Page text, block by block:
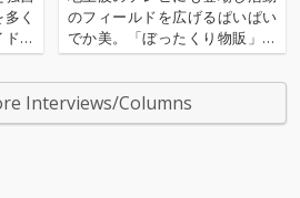
く
ル
結婚
結婚
、32
日沖
のフィールドを広げるぱいぱい
でか美。「ぼったくり物販」で
その名を知らしめた里咲りさ。
独自の戦略で熱狂的なファンを
多く生み出し続ける絵恋ちゃ
ん。強い個性を放ちながら活動
Interviews/Columns